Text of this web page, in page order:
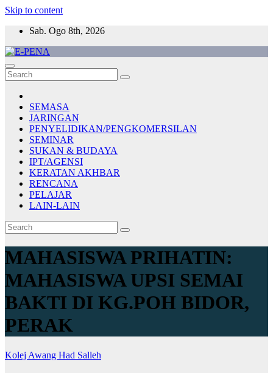
Skip to content
Sab. Ogo 8th, 2026
E-PENA
Berita Digital Terkini
SEMASA
JARINGAN
PENYELIDIKAN/PENGKOMERSILAN
SEMINAR
SUKAN & BUDAYA
IPT/AGENSI
KERATAN AKHBAR
RENCANA
PELAJAR
LAIN-LAIN
MAHASISWA PRIHATIN:
MAHASISWA UPSI SEMAI
BAKTI DI KG.POH BIDOR,
PERAK
Kolej Awang Had Salleh